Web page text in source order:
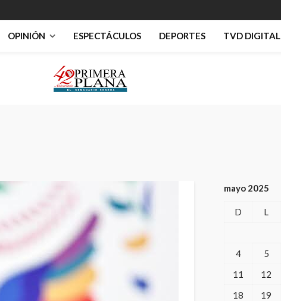
OPINIÓN ESPECTÁCULOS DEPORTES TVD DIGITAL
mayo 2025
D L
4
5
11
12
18
19